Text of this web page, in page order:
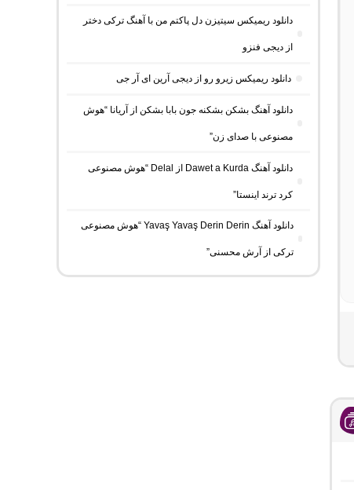
دانلود ریمیکس سیتیزن دل پاکتم من با آهنگ ترکی دختر
از دیجی فنزو
دانلود ریمیکس زیرو رو از دیجی آرین ای آر جی
دانلود آهنگ بشکن بشکنه جون بابا بشکن از آریانا “هوش
مصنوعی با صدای زن”
دانلود آهنگ Dawet a Kurda از Delal “هوش مصنوعی
کرد ترند اینستا”
دانلود آهنگ Yavaş Yavaş Derin Derin “هوش مصنوعی
ترکی از آرش محسنی”